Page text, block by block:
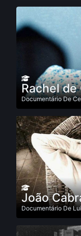
Rachel
DocumentárioDe
João
Documentário De